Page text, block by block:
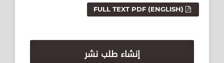
إنشاء طلب نشر